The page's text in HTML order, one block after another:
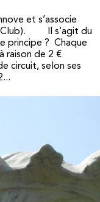
et s’associe
Club). Il s’agit du
principe ? Chaque
raison de 2 €
circuit, selon ses